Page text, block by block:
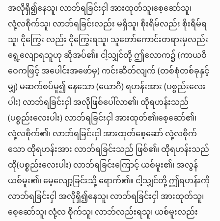
အလိုရှိ၍နေသူ၊ လာဘ်ရခြင်းငှါ အားထုတ်သူ၊စေ့ဆော်သူ၊
လုံ့လစိုက်သူ၊ လာဘ်ရခြင်းလည်း မရှိသူ၊ စိုးရိမ်လည်း စိုးရိမ်ရ
သူ၊ ငိုကြွေး လည်း ငိုကြွေးရသူ၊ သူတော်ကောင်းတရားမှလည်း
ရွေ့လျောရသူဟု ဆိုအပ်၏။ ငါ့သျှင်တို့ ဤလောက၌ (ကာယဝိ
ဝေကဖြင့် အပေါင်းအဖော်မှ) ကင်းဆိတ်လျက် (တစ်စုံတစ်ခုနှင့်
မျှ) မဆက်စပ်မူ၍ နေသော (ယောဂီ) ရဟန်းအား (ပစ္စည်းလေး
ပါး) လာဘ်ရခြင်းငှါ အလိုဖြစ်ပေါ်လာ၏၊ ထိုရဟန်းသည်
(ပစ္စည်းလေးပါး) လာဘ်ရခြင်းငှါ အားထုတ်၏၊စေ့ဆော်၏၊
လုံ့လစိုက်၏၊ လာဘ်ရခြင်းငှါ အားထုတ်စေ့ဆော် လုံ့လစိုက်
သော ထိုရဟန်းအား လာဘ်ရခြင်းသည် ဖြစ်၏၊ ထိုရဟန်းသည်
ထို(ပစ္စည်းလေးပါး) လာဘ်ရခြင်းကြောင့် ယစ်မူး၏၊ အလွန်
ယစ်မူး၏၊ မေ့လျော့ခြင်းသို့ ရောက်၏။ ငါ့သျှင်တို့ ဤရဟန်းကို
လာဘ်ရခြင်းငှါ အလိုရှိ၍နေသူ၊ လာဘ်ရခြင်းငှါ အားထုတ်သူ၊
စေ့ဆော်သူ၊ လုံ့လ စိုက်သူ၊ လာဘ်လည်းရသူ၊ ယစ်မူးလည်း